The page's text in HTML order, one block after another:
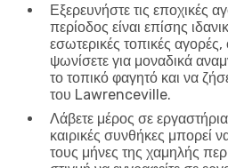
Εξερευνήστε τις εποχικές
περίοδος είναι επίσης
εσωτερικές τοπικές
ψωνίσετε για μοναδικά
το τοπικό φαγητό και να
του Lawrenceville.
Λάβετε μέρος σε
καιρικές συνθήκες μπορεί
τους μήνες της χαμηλής